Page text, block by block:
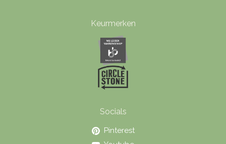
Keurmerken
Socials
Pinterest